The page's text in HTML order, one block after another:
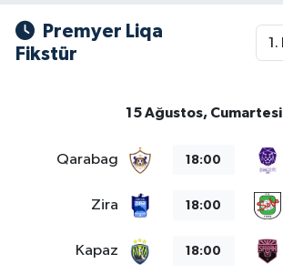
Premyer Liqa
Fikstür
15 Ağustos, Cumartesi
Qarabag 18:00
Zira 18:00
Kapaz 18:00
Politika